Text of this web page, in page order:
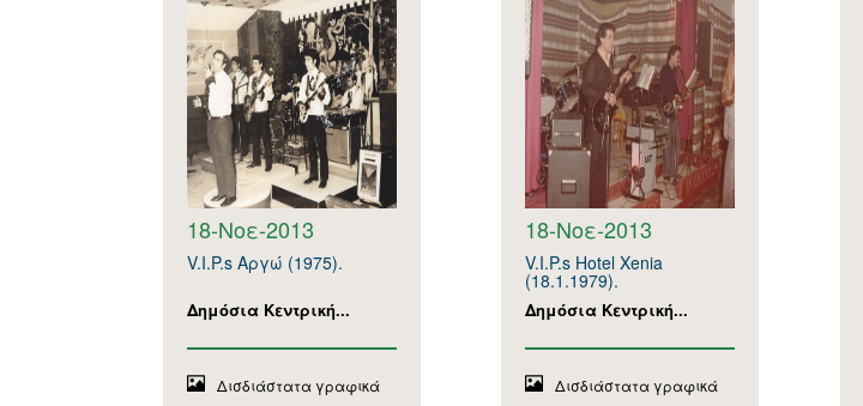
18-Νοε-2013
V.I.P.s Αργώ (1975).
Δημόσια Κεντρική...
Δισδιάστατα γραφικά
18-Νοε-2013
V.I.P.s Hotel Xenia
(18.1.1979).
Δημόσια Κεντρική...
Δισδιάστατα γραφικά